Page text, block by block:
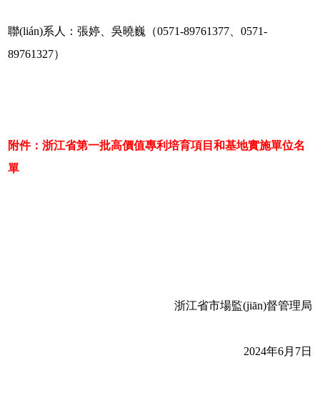
聯(lián)系人：張婷、吳曉巍（0571-89761377、0571-
89761327）
附件：浙江省第一批高價值專利培育項目和基地實施單位名
單
浙江省市場監(jiān)督管理局
2024年6月7日